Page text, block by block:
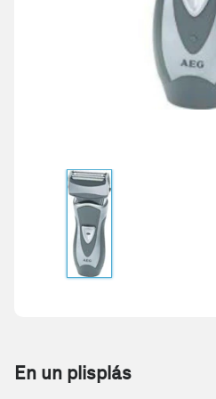
En un plisplás